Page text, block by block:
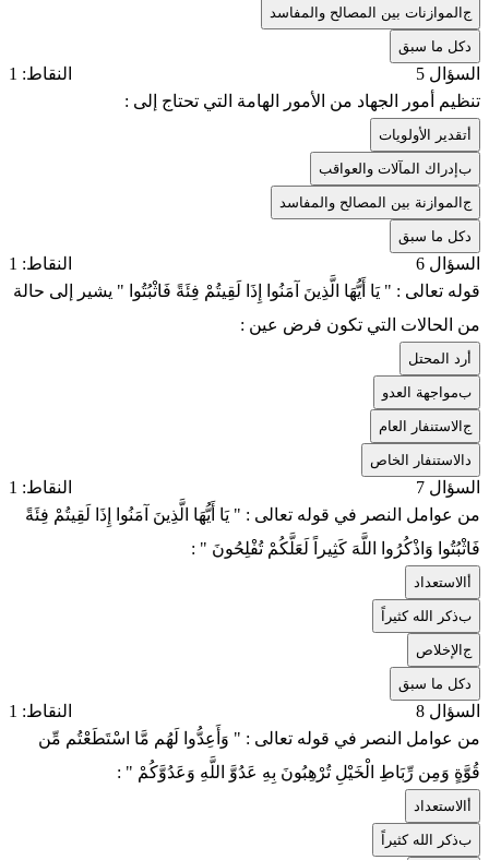
جالموازنات بين المصالح والمفاسد
كل ما سبق
السؤال 5
النقاط: 1
تنظيم أمور الجهاد من الأمور الهامة التي تحتاج إلى :
تقدير الأولويات
بإدراك المآلات والعواقب
جالموازنة بين المصالح والمفاسد
كل ما سبق
السؤال 6
النقاط: 1
قوله تعالى : " يَا أَيُّهَا الَّذِينَ آمَنُوا إِذَا لَقِيتُمْ فِئَةً فَاثْبُتُوا " يشير إلى حالة
من الحالات التي تكون فرض عين :
رد المحتل
بمواجهة العدو
جالاستنفار العام
الاستنفار الخاص
السؤال 7
النقاط: 1
من عوامل النصر في قوله تعالى : " يَا أَيُّهَا الَّذِينَ آمَنُوا إِذَا لَقِيتُمْ فِئَةً
فَاثْبُتُوا وَاذْكُرُوا اللَّهَ كَثِيراً لَعَلَّكُمْ تُفْلِحُونَ " :
الاستعداد
بذكر الله كثيراً
جالإخلاص
كل ما سبق
السؤال 8
النقاط: 1
من عوامل النصر في قوله تعالى : " وَأَعِدُّوا لَهُم مَّا اسْتَطَعْتُم مِّن
قُوَّةٍ وَمِن رِّبَاطِ الْخَيْلِ تُرْهِبُونَ بِهِ عَدُوَّ اللَّهِ وَعَدُوَّكُمْ " :
الاستعداد
بذكر الله كثيراً